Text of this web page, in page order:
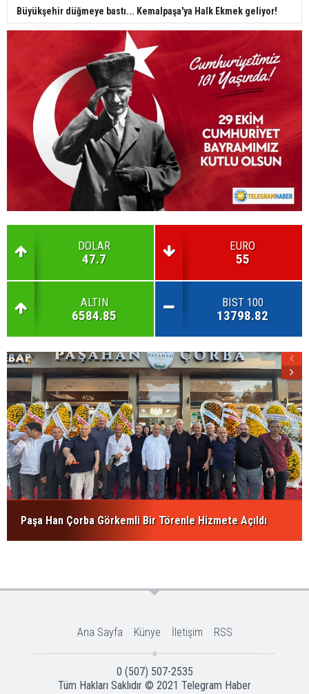
Büyükşehir düğmeye bastı... Kemalpaşa'ya Halk Ekmek geliyor!
DOLAR
47.7
EURO
55
ALTIN
6584.85
BIST 100
13798.82
Paşa Han Çorba Görkemli Bir Törenle Hizmete Açıldı
Ana Sayfa Künye İletişim RSS
0 (507) 507-2535
Tüm Hakları Saklıdır © 2021 Telegram Haber